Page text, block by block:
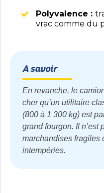
Polyvalence :
vrac comme du
A savoir
En revanche, le
cher qu’un utilitaire
(800 à 1 300 kg) est
grand fourgon. Il n’est
marchandises fragiles
intempéries.